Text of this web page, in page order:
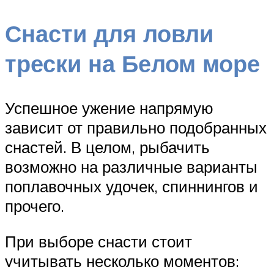
Снасти для ловли
трески на Белом море
Успешное ужение напрямую
зависит от правильно подобранных
снастей. В целом, рыбачить
возможно на различные варианты
поплавочных удочек, спиннингов и
прочего.
При выборе снасти стоит
учитывать несколько моментов: